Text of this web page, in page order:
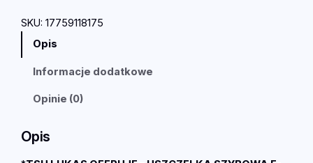
ć
U
S
A
SKU: 17759118175
Opis
Informacje dodatkowe
Opinie (0)
Opis